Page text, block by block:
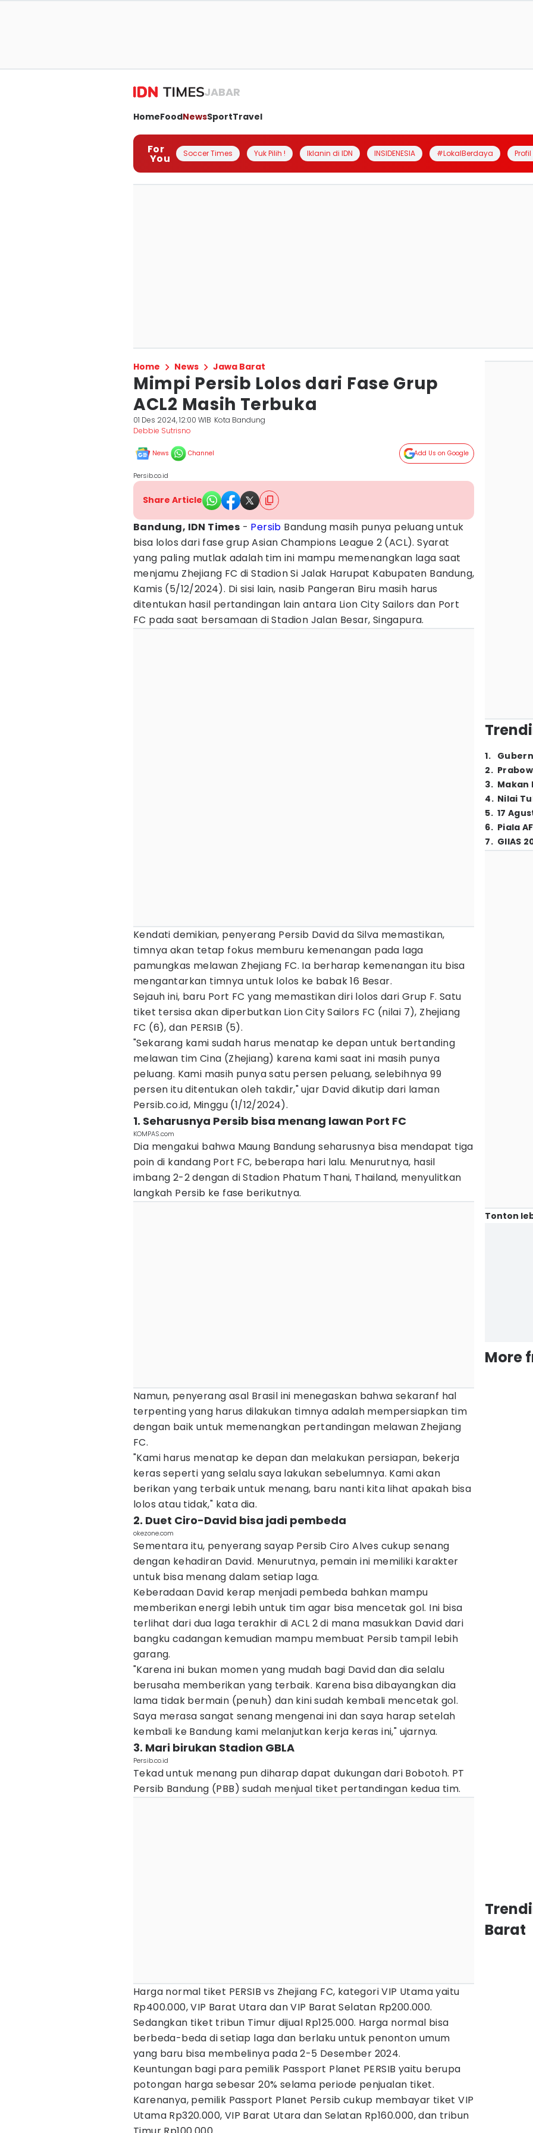
JABAR
HomeFoodNewsSportTravel
For
You Soccer Times Yuk Pilih ! Iklanin di IDN INSIDENESIA #LokalBerdaya
Home News Jawa Barat
Mimpi Persib Lolos dari Fase Grup
ACL2 Masih Terbuka
01 Des 2024, 12:00 WIB Kota Bandung
Debbie Sutrisno
News Channel Add Us on Google
Persib.co.id
Share Article
Bandung, IDN Times - Persib Bandung masih punya peluang untuk
bisa lolos dari fase grup Asian Champions League 2 (ACL). Syarat
yang paling mutlak adalah tim ini mampu memenangkan laga saat
menjamu Zhejiang FC di Stadion Si Jalak Harupat Kabupaten Bandung,
Kamis (5/12/2024). Di sisi lain, nasib Pangeran Biru masih harus
ditentukan hasil pertandingan lain antara Lion City Sailors dan Port
FC pada saat bersamaan di Stadion Jalan Besar, Singapura.
Kendati demikian, penyerang Persib David da Silva memastikan,
timnya akan tetap fokus memburu kemenangan pada laga
pamungkas melawan Zhejiang FC. Ia berharap kemenangan itu bisa
mengantarkan timnya untuk lolos ke babak 16 Besar.
Sejauh ini, baru Port FC yang memastikan diri lolos dari Grup F. Satu
tiket tersisa akan diperbutkan Lion City Sailors FC (nilai 7), Zhejiang
FC (6), dan PERSIB (5).
"Sekarang kami sudah harus menatap ke depan untuk bertanding
melawan tim Cina (Zhejiang) karena kami saat ini masih punya
peluang. Kami masih punya satu persen peluang, selebihnya 99
persen itu ditentukan oleh takdir," ujar David dikutip dari laman
Persib.co.id, Minggu (1/12/2024).
1. Seharusnya Persib bisa menang lawan Port FC
KOMPAS.com
Dia mengakui bahwa Maung Bandung seharusnya bisa mendapat tiga
poin di kandang Port FC, beberapa hari lalu. Menurutnya, hasil
imbang 2-2 dengan di Stadion Phatum Thani, Thailand, menyulitkan
langkah Persib ke fase berikutnya.
Namun, penyerang asal Brasil ini menegaskan bahwa sekaranf hal
terpenting yang harus dilakukan timnya adalah mempersiapkan tim
dengan baik untuk memenangkan pertandingan melawan Zhejiang
FC.
"Kami harus menatap ke depan dan melakukan persiapan, bekerja
keras seperti yang selalu saya lakukan sebelumnya. Kami akan
berikan yang terbaik untuk menang, baru nanti kita lihat apakah bisa
lolos atau tidak," kata dia.
2. Duet Ciro-David bisa jadi pembeda
okezone.com
Sementara itu, penyerang sayap Persib Ciro Alves cukup senang
dengan kehadiran David. Menurutnya, pemain ini memiliki karakter
untuk bisa menang dalam setiap laga.
Keberadaan David kerap menjadi pembeda bahkan mampu
memberikan energi lebih untuk tim agar bisa mencetak gol. Ini bisa
terlihat dari dua laga terakhir di ACL 2 di mana masukkan David dari
bangku cadangan kemudian mampu membuat Persib tampil lebih
garang.
"Karena ini bukan momen yang mudah bagi David dan dia selalu
berusaha memberikan yang terbaik. Karena bisa dibayangkan dia
lama tidak bermain (penuh) dan kini sudah kembali mencetak gol.
Saya merasa sangat senang mengenai ini dan saya harap setelah
kembali ke Bandung kami melanjutkan kerja keras ini," ujarnya.
3. Mari birukan Stadion GBLA
Persib.co.id
Tekad untuk menang pun diharap dapat dukungan dari Bobotoh. PT
Persib Bandung (PBB) sudah menjual tiket pertandingan kedua tim.
Harga normal tiket PERSIB vs Zhejiang FC, kategori VIP Utama yaitu
Rp400.000, VIP Barat Utara dan VIP Barat Selatan Rp200.000.
Sedangkan tiket tribun Timur dijual Rp125.000. Harga normal bisa
berbeda-beda di setiap laga dan berlaku untuk penonton umum
yang baru bisa membelinya pada 2-5 Desember 2024.
Keuntungan bagi para pemilik Passport Planet PERSIB yaitu berupa
potongan harga sebesar 20% selama periode penjualan tiket.
Karenanya, pemilik Passport Planet Persib cukup membayar tiket VIP
Utama Rp320.000, VIP Barat Utara dan Selatan Rp160.000, dan tribun
1.
2.
3. Makan
4. Nilai
5. 17
6. Piala
7. GIIAS
Tonton
More
Barat